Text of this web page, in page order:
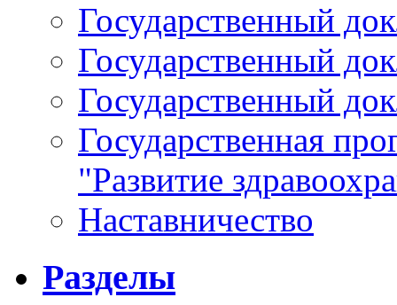
Государственный
Государственный
Государственный
Государственная
"Развитие
Наставничество
Разделы